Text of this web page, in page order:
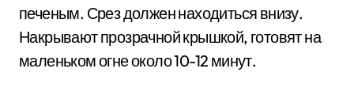
печеным. Срез должен находиться внизу.
Накрывают прозрачной крышкой, готовят на
маленьком огне около 10-12 минут.